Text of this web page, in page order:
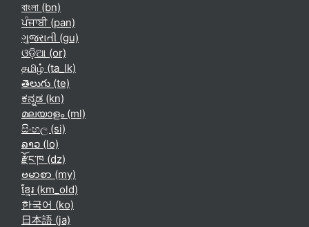
বাংলা ‎(bn)‎
ਪੰਜਾਬੀ ‎(pan)‎
ગુજરાતી ‎(gu)‎
ଓଡ଼ିଆ ‎(or)‎
தமிழ் ‎(ta_lk)‎
తెలుగు ‎(te)‎
ಕನ್ನಡ ‎(kn)‎
മലയാളം ‎(ml)‎
සිංහල ‎(si)‎
ລາວ ‎(lo)‎
རྫོང་ཁ ‎(dz)‎
ဗမာစာ ‎(my)‎
ខ្មែរ ‎(km_old)‎
한국어 ‎(ko)‎
日本語 ‎(ja)‎